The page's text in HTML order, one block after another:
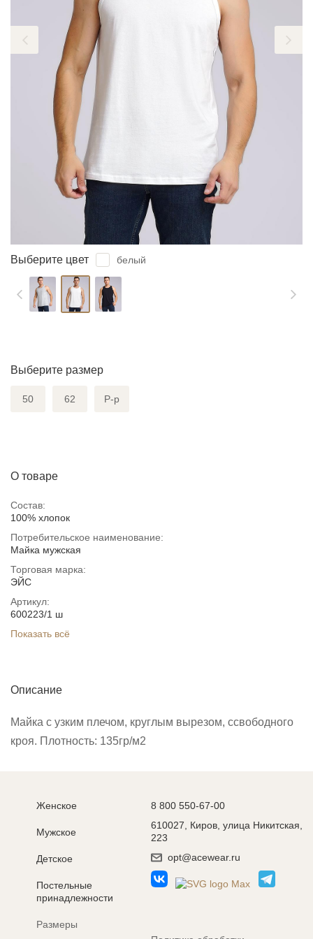
Выберите цвет белый
Выберите размер
50 62 Р-р
О товаре
Состав:
100% хлопок
Потребительское наименование:
Майка мужская
Торговая марка:
ЭЙС
Артикул:
600223/1 ш
Показать всё
Описание
Майка с узким плечом, круглым вырезом, ссвободного
кроя. Плотность: 135гр/м2
Женское
Мужское
Детское
Постельные
принадлежности
Размеры
8 800 550-67-00
610027, Киров, улица Никитская,
223
opt@acewear.ru